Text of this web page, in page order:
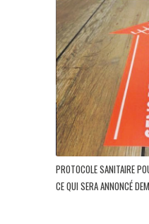
PROTOCOLE SANITAIRE
CE QUI SERA ANNONCÉ